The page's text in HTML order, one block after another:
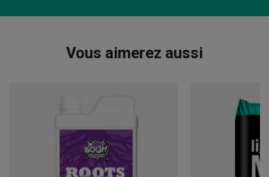
Vous aimerez aussi